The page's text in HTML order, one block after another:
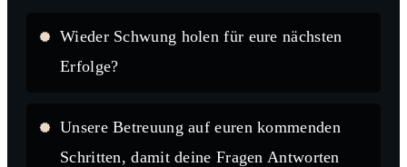
Wieder Schwung holen für eure nächsten
Erfolge?
Unsere Betreuung auf euren kommenden
Schritten, damit deine Fragen Antworten